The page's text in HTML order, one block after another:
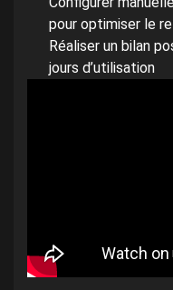
pour optimiser le
Réaliser un bilan
jours d’utilisation